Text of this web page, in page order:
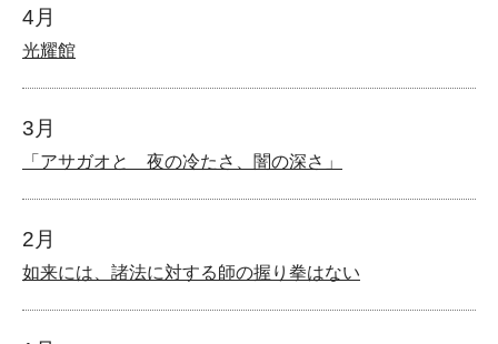
4月
光耀館
3月
「アサガオと 夜の冷たさ、闇の深さ」
2月
如来には、諸法に対する師の握り拳はない